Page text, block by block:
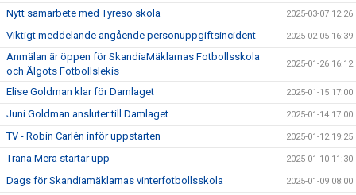
Nytt samarbete med Tyresö skola 2025-03-07 12:26
Viktigt meddelande angående personuppgiftsincident 2025-02-05 16:39
Anmälan är öppen för SkandiaMäklarnas Fotbollsskola
och Älgots Fotbollslekis
2025-01-26 16:12
Elise Goldman klar för Damlaget 2025-01-15 17:00
Juni Goldman ansluter till Damlaget 2025-01-14 17:00
TV - Robin Carlén inför uppstarten 2025-01-12 19:25
Träna Mera startar upp 2025-01-10 11:30
Dags för Skandiamäklarnas vinterfotbollsskola 2025-01-09 08:00